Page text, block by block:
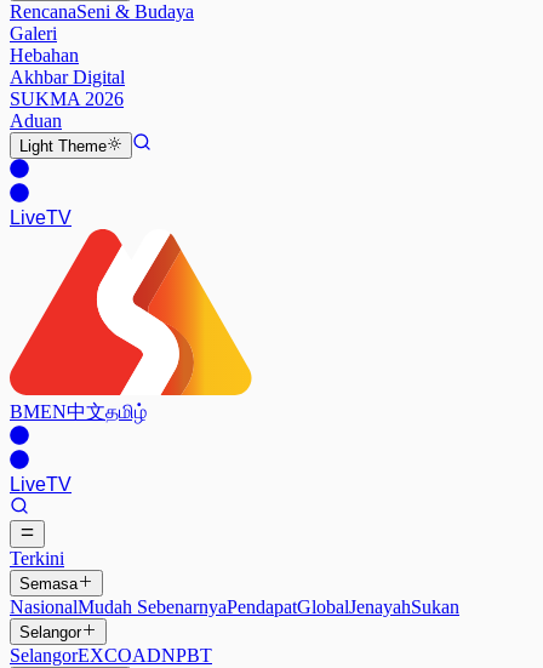
RencanaSeni & Budaya
Galeri
Hebahan
Akhbar Digital
SUKMA 2026
Aduan
Light Theme
LiveTV
BMEN中文தமிழ்
LiveTV
Terkini
Semasa
NasionalMudah SebenarnyaPendapatGlobalJenayahSukan
Selangor
SelangorEXCOADNPBT